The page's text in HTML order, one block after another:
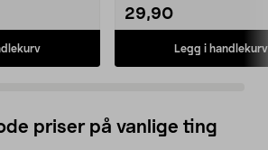
29,90
Legg i handlekurv
priser på vanlige ting